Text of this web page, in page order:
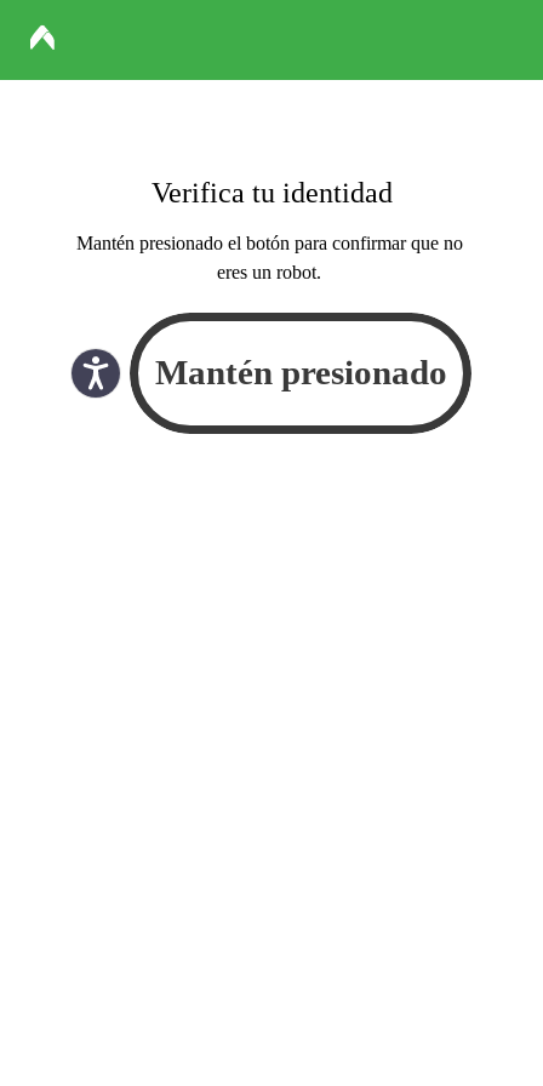
Verifica tu identidad
Mantén presionado el botón para confirmar que no
eres un robot.